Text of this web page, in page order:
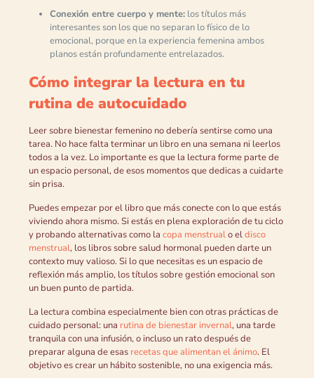
Conexión entre cuerpo y mente:los títulos más
interesantes son los que no separan lo físico de lo
emocional, porque en la experiencia femenina ambos
planos están profundamente entrelazados.
Cómo integrar la lectura en tu
rutina de autocuidado
Leer sobre bienestar femenino no debería sentirse como una
tarea. No hace falta terminar un libro en una semana ni leerlos
todos a la vez. Lo importante es que la lectura forme parte de
un espacio personal, de esos momentos que dedicas a cuidarte
sin prisa.
Puedes empezar por el libro que más conecte con lo que estás
viviendo ahora mismo. Si estás en plena exploración de tu ciclo
y probando alternativas como la copa menstrualo eldisco
menstrual, los libros sobre salud hormonal pueden darte un
contexto muy valioso. Si lo que necesitas es un espacio de
reflexión más amplio, los títulos sobre gestión emocional son
un buen punto de partida.
La lectura combina especialmente bien con otras prácticas de
cuidado personal: una rutina de bienestar invernal, una tarde
tranquila con una infusión, o incluso un rato después de
preparar alguna de esas recetas que alimentan el ánimo. El
objetivo es crear un hábito sostenible, no una exigencia más.